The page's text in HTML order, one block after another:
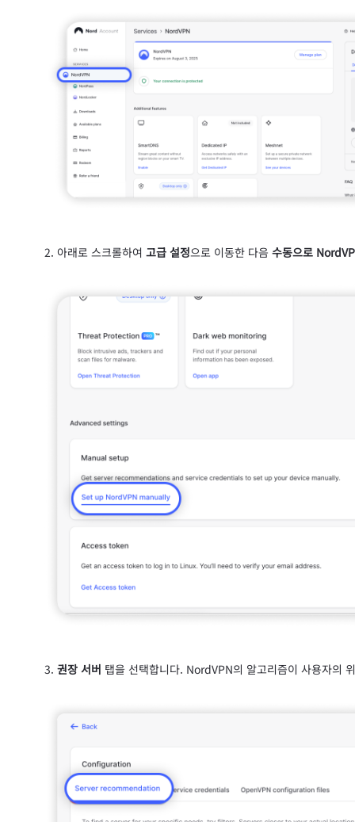
아래로 스크롤하여 고급 설정으로 이동한 다음 수동으로
권장 서버 탭을 선택합니다. NordVPN의 알고리즘이 사용자의